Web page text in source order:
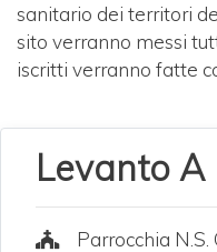
sanitario dei territori
sito verranno messi
iscritti verranno fatte
Levanto A
Parrocchia N.S.